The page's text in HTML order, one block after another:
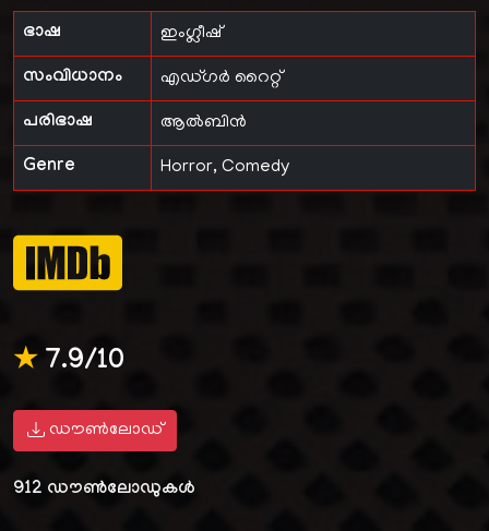
ഭാഷ ഇംഗ്ലീഷ്
സംവിധാനം എഡ്ഗർ റൈറ്റ്
പരിഭാഷ ആൽബിൻ
Genre Horror, Comedy
★7.9/10
ഡൗൺലോഡ്
912 ഡൗൺലോഡുകൾ